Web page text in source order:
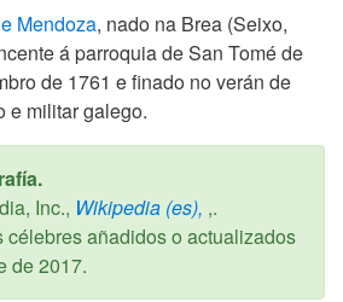
Mendoza, nado na Brea (Seixo,
á parroquia de San Tomé de
de 1761 e finado no verán de
e militar galego.
Inc., Wikipedia (es), ,.
célebres añadidos o actualizados
de 2017.